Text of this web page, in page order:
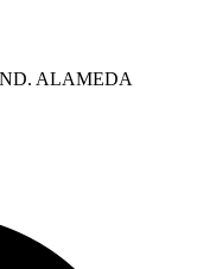
ALAMEDA